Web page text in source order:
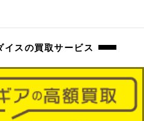
イスの買取サービス